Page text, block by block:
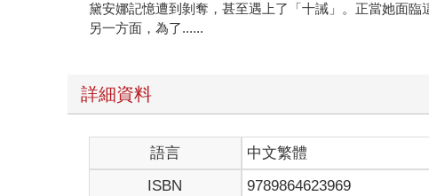
黛安娜記憶遭到剝奪，甚至遇上了「十誡」。正當她面
另一方面，為了......
詳細資料
語言 中文繁體
ISBN
9789864623969